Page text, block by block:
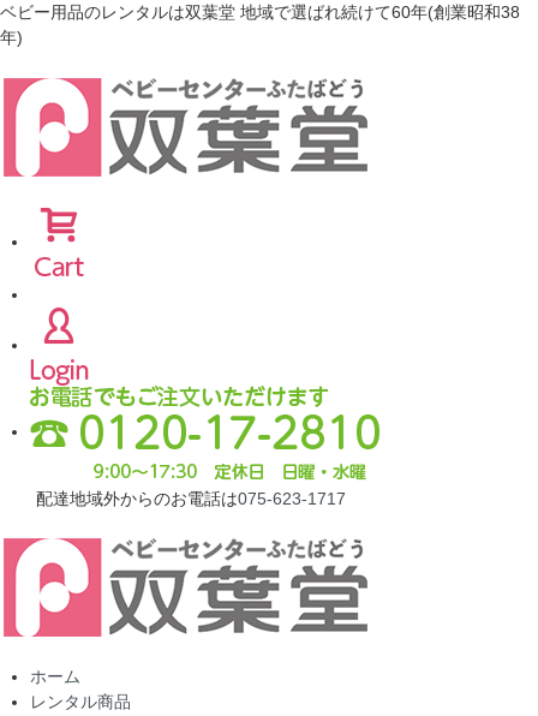
ベビー用品のレンタルは双葉堂 地域で選ばれ続けて60年(創業昭和38
年)
配達地域外からのお電話は075-623-1717
ホーム
レンタル商品